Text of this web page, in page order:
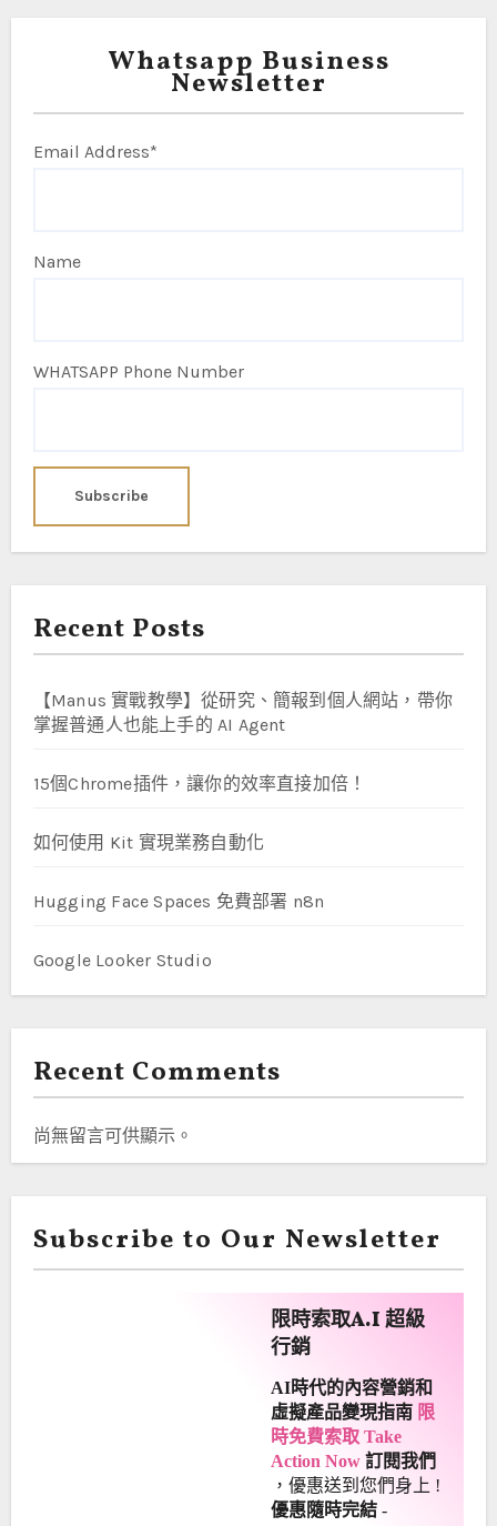
Whatsapp Business
Newsletter
Email Address*
Name
WHATSAPP Phone Number
Recent Posts
【Manus 實戰教學】從研究、簡報到個人網站，帶你
掌握普通人也能上手的 AI Agent
15個Chrome插件，讓你的效率直接加倍！
如何使用 Kit 實現業務自動化
Hugging Face Spaces 免費部署 n8n
Google Looker Studio
Recent Comments
尚無留言可供顯示。
Subscribe to Our Newsletter
限時索取A.I 超級
行銷
AI時代的內容營銷和
虛擬產品變現指南 限
時免費索取 Take
Action Now 訂閱我們
，優惠送到您們身上 !
優惠隨時完結 -